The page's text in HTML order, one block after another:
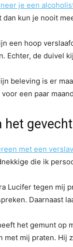
je een
dan kun je nooit
een hoop
Echter, de duivel
beleving is er
voor een paar
het
met een
die ik
Lucifer tegen mij
Daarnaast
het gemunt op
met mij praten. Hij